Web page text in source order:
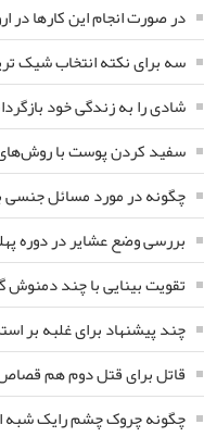
در صورت انجام این کارها در
سه برای نکته انتخاب شیک
شادی را به زندگی خود
سفید کردن پوست با
چگونه در مورد مسائل
بررسی وضع عشایر در دوره
تقویت بینایی با چند دمنوش
چند پیشنهاد برای غلبه بر
قاتل برای قتل دوم هم
چگونه چروک چشم رایک شبه